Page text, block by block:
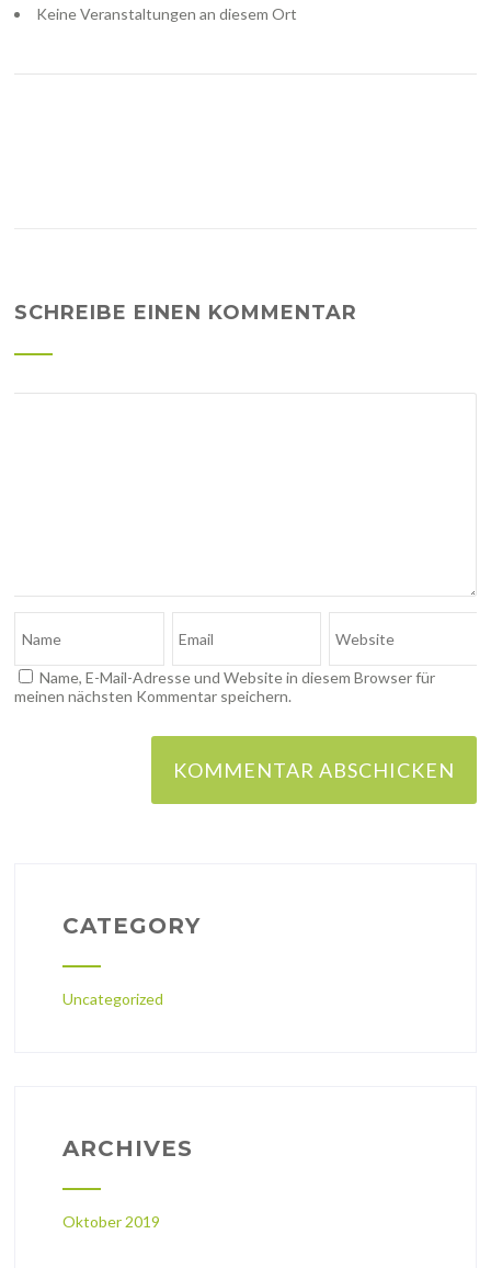
Keine Veranstaltungen an diesem Ort
SCHREIBE EINEN KOMMENTAR
Name, E-Mail-Adresse und Website in diesem Browser für
meinen nächsten Kommentar speichern.
CATEGORY
Uncategorized
ARCHIVES
Oktober 2019